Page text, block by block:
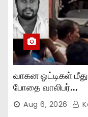
வாகன ஓட்டிகள்
போதை வாலிபர்..,
Aug 6, 2026